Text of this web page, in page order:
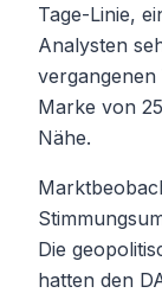
Tage-Linie,
Analysten
vergangenen
Marke von
Nähe.
Die
hatten den